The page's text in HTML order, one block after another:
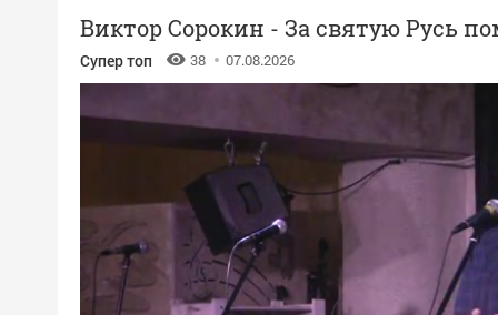
Виктор Сорокин - За святую Русь
Супер топ 38 07.08.2026